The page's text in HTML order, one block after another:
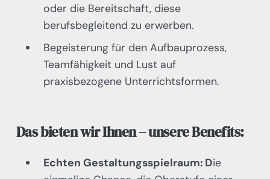
oder die Bereitschaft, diese
berufsbegleitend zu erwerben.
Begeisterung für den Aufbauprozess,
Teamfähigkeit und Lust auf
praxisbezogene Unterrichtsformen.
Das bieten wir Ihnen – unsere Benefits:
Echten Gestaltungsspielraum: Die